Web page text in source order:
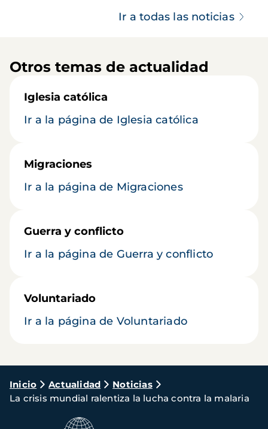
Ir a todas las noticias
Otros temas de actualidad
Iglesia católica
Ir a la página de Iglesia católica
Migraciones
Ir a la página de Migraciones
Guerra y conflicto
Ir a la página de Guerra y conflicto
Voluntariado
Ir a la página de Voluntariado
Ruta
de
navegación
Inicio Actualidad
Noticias
La crisis mundial ralentiza la lucha contra la malaria